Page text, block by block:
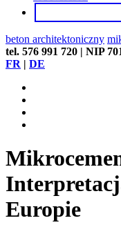
beton architektoniczny
tel. 576 991 720 | NIP
FR | DE
Europie